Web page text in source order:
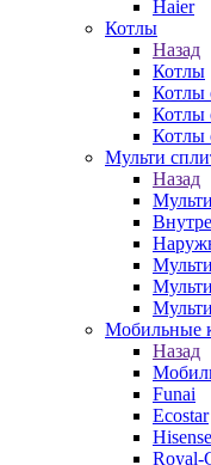
Haier
Котлы
Назад
Котлы
Котлы
Котлы
Котлы
Мульти
Назад
Мобильные
Назад
Funai
Ecostar
Hisense
Royal-